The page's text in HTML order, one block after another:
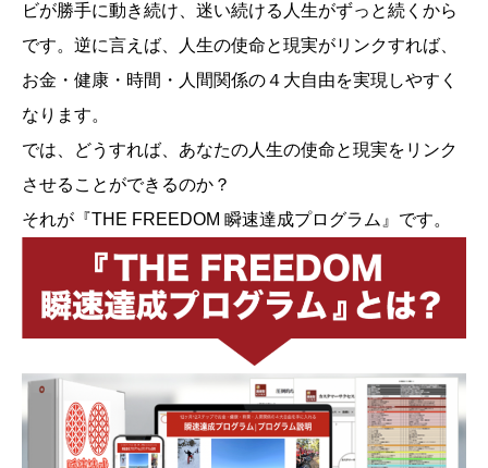
ビが勝手に動き続け、迷い続ける人生がずっと続くから
です。逆に言えば、人生の使命と現実がリンクすれば、
お金・健康・時間・人間関係の４大自由を実現しやすく
なります。
では、どうすれば、あなたの人生の使命と現実をリンク
させることができるのか？
それが『THE FREEDOM 瞬速達成プログラム』です。